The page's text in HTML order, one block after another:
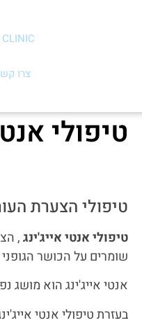
צרו
טיפולי
טיפולי הצערת
טיפולי אנטי אייג'ינג,
שומרים על הכושר הגופני
אנטי אייג'ינג הוא
בעזרת טיפולי אנטי